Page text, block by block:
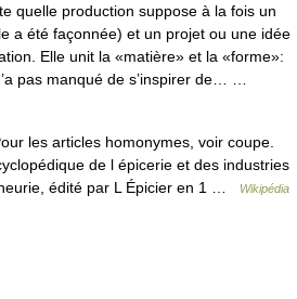
quelle production suppose à la fois un
a été façonnée) et un projet ou une idée
Elle unit la «matière» et la «forme»:
pas manqué de s’inspirer de… …
les articles homonymes, voir coupe.
de l épicerie et des industries
édité par L Épicier en 1 …
Wikipédia